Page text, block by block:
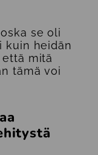
se oli
kuin heidän
mitä
tämä voi